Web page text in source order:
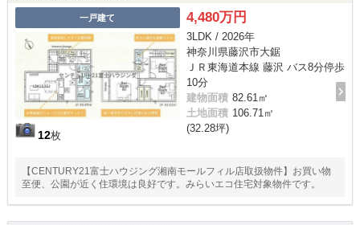
一戸建て
12枚
4,480万円
3LDK / 2026年
神奈川県藤沢市大鋸
ＪＲ東海道本線 藤沢 バス8分停歩
10分
建物面積 82.61㎡
土地面積 106.71㎡
(32.28坪)
【CENTURY21富士ハウジング湘南モールフィル店取扱物件】お買い物
至便、公園が近く住環境は良好です。みらいエコ住宅対象物件です。